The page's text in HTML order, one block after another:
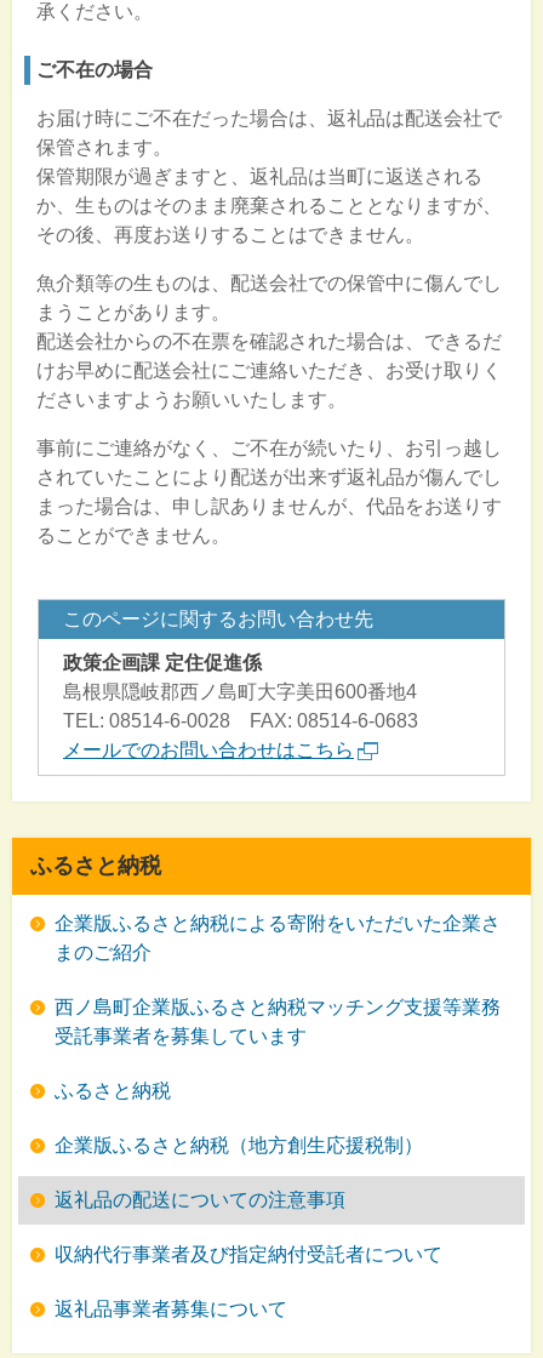
承ください。
ご不在の場合
お届け時にご不在だった場合は、返礼品は配送会社で
保管されます。
保管期限が過ぎますと、返礼品は当町に返送される
か、生ものはそのまま廃棄されることとなりますが、
その後、再度お送りすることはできません。
魚介類等の生ものは、配送会社での保管中に傷んでし
まうことがあります。
配送会社からの不在票を確認された場合は、できるだ
けお早めに配送会社にご連絡いただき、お受け取りく
ださいますようお願いいたします。
事前にご連絡がなく、ご不在が続いたり、お引っ越し
されていたことにより配送が出来ず返礼品が傷んでし
まった場合は、申し訳ありませんが、代品をお送りす
ることができません。
このページに関するお問い合わせ先
政策企画課 定住促進係
島根県隠岐郡西ノ島町大字美田600番地4
TEL: 08514-6-0028 FAX: 08514-6-0683
メールでのお問い合わせはこちら
ふるさと納税
企業版ふるさと納税による寄附をいただいた企業さ
まのご紹介
西ノ島町企業版ふるさと納税マッチング支援等業務
受託事業者を募集しています
ふるさと納税
企業版ふるさと納税（地方創生応援税制）
返礼品の配送についての注意事項
収納代行事業者及び指定納付受託者について
返礼品事業者募集について